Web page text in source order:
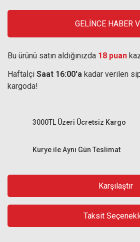
GELİNCE HABER
Bu ürünü satın aldığınızda 18 puan
Haftaİçi Saat 16:00'a kadar verilen
kargoda!
Kurye ile Aynı Gün Teslimat
3000TL Üzeri Ücretsiz Kargo
Karşılaştır
Taksit